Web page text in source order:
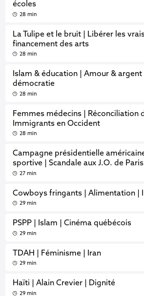
écoles
28 min
La Tulipe et le bruit | Libérer les
financement des arts
28 min
Islam & éducation | Amour & argent
démocratie
28 min
Femmes médecins | Réconciliation
Immigrants en Occident
28 min
Campagne présidentielle
sportive | Scandale aux J.O. de Paris
27 min
Cowboys fringants | Alimentation |
29 min
PSPP | Islam | Cinéma québécois
29 min
TDAH | Féminisme | Iran
29 min
Haïti | Alain Crevier | Dignité
29 min